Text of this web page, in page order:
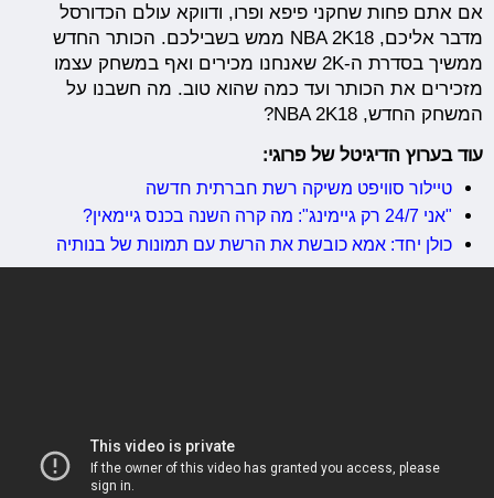
אם אתם פחות שחקני פיפא ופרו, ודווקא עולם הכדורסל
מדבר אליכם, NBA 2K18 ממש בשבילכם. הכותר החדש
ממשיך בסדרת ה-2K שאנחנו מכירים ואף במשחק עצמו
מזכירים את הכותר ועד כמה שהוא טוב. מה חשבנו על
המשחק החדש, NBA 2K18?
עוד בערוץ הדיגיטל של פרוגי:
טיילור סוויפט משיקה רשת חברתית חדשה
"אני 24/7 רק גיימינג": מה קרה השנה בכנס גיימאין?
כולן יחד: אמא כובשת את הרשת עם תמונות של בנותיה